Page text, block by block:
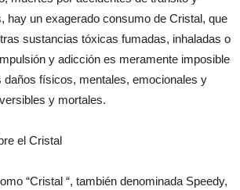
hay un exagerado consumo de Cristal, que
sustancias tóxicas fumadas, inhaladas o
y adicción es meramente imposible
daños físicos, mentales, emocionales y
y mortales.
el Cristal
“Cristal “, también denominada Speedy,